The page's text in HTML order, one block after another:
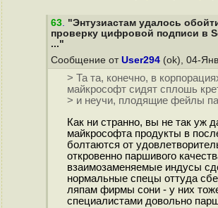
63. "Энтузиастам удалось
проверку цифровой подписи в
..."
Сообщение от User294 (ok), 04-
> Та та, конечно, в
майкрософт сидят сплошь
> и неучи, плодящие фейлы
Как ни странно, вы не так уж
майкрософта продукты в
болтаются от
откровенно паршивого
взаимозаменяемые индусы
нормальные спецы оттуда
ляпам фирмы сони - у них
специалистами довольно